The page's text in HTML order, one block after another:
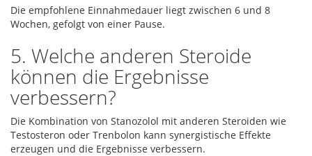
Die empfohlene Einnahmedauer liegt zwischen 6 und 8
Wochen, gefolgt von einer Pause.
5. Welche anderen Steroide
können die Ergebnisse
verbessern?
Die Kombination von Stanozolol mit anderen Steroiden wie
Testosteron oder Trenbolon kann synergistische Effekte
erzeugen und die Ergebnisse verbessern.